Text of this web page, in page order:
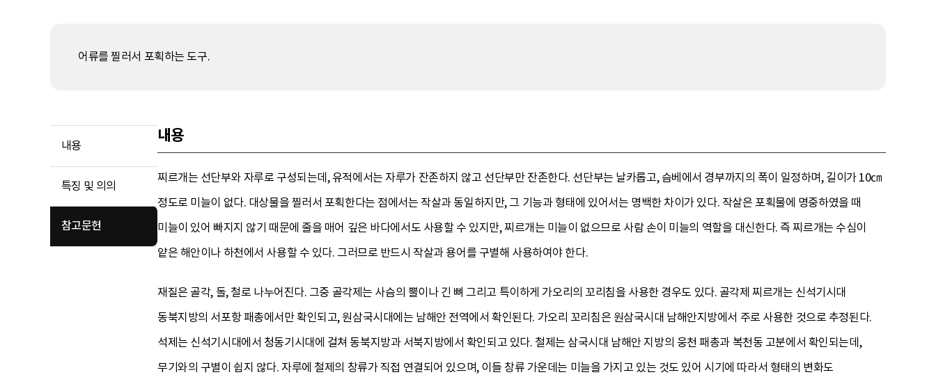
어류를 찔러서 포획하는 도구.
내용
특징 및 의의
참고문헌
내용
찌르개는 선단부와 자루로 구성되는데, 유적에서는 자루가 잔존하지 않고 선단부만 잔존한다. 선단부는 날카롭고, 슴베에서 경부까지의 폭이 일정하며, 길이가 10㎝
정도로 미늘이 없다. 대상물을 찔러서 포획한다는 점에서는 작살과 동일하지만, 그 기능과 형태에 있어서는 명백한 차이가 있다. 작살은 포획물에 명중하였을 때
미늘이 있어 빠지지 않기 때문에 줄을 매어 깊은 바다에서도 사용할 수 있지만, 찌르개는 미늘이 없으므로 사람 손이 미늘의 역할을 대신한다. 즉 찌르개는 수심이
얕은 해안이나 하천에서 사용할 수 있다. 그러므로 반드시 작살과 용어를 구별해 사용하여야 한다.
재질은 골각, 돌, 철로 나누어진다. 그중 골각제는 사슴의 뿔이나 긴 뼈 그리고 특이하게 가오리의 꼬리침을 사용한 경우도 있다. 골각제 찌르개는 신석기시대
동북지방의 서포항 패총에서만 확인되고, 원삼국시대에는 남해안 전역에서 확인된다. 가오리 꼬리침은 원삼국시대 남해안지방에서 주로 사용한 것으로 추정된다.
석제는 신석기시대에서 청동기시대에 걸쳐 동북지방과 서북지방에서 확인되고 있다. 철제는 삼국시대 남해안 지방의 웅천 패총과 복천동 고분에서 확인되는데,
무기와의 구별이 쉽지 않다. 자루에 철제의 창류가 직접 연결되어 있으며, 이들 창류 가운데는 미늘을 가지고 있는 것도 있어 시기에 따라서 형태의 변화도